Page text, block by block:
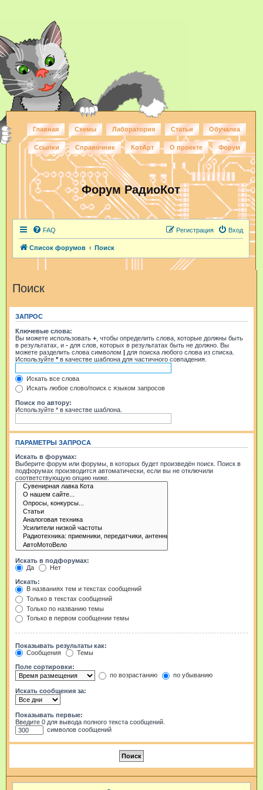
Главная Схемы Лаборатория Статьи Обучалка
Ссылки Справочник КотАрт О проекте Форум
Форум РадиоКот
FAQ Вход
Регистрация
Список форумов Поиск
Поиск
ЗАПРОС
Ключевые слова:
Вы можете использовать + , чтобы определить слова, которые должны быть
в результатах, и - для слов, которых в результатах быть не должно. Вы
можете разделить слова символом | для поиска любого слова из списка.
Используйте *в качестве шаблона для частичного совпадения.
Искать все слова
Искать любое слово/поиск с языком запросов
Поиск по автору:
Используйте * в качестве шаблона.
ПАРАМЕТРЫ ЗАПРОСА
Искать в форумах:
Выберите форум или форумы, в которых будет произведён поиск. Поиск в
подфорумах производится автоматически, если вы не отключили
соответствующую опцию ниже.
Искать в подфорумах:
Да
Нет
Искать:
В названиях тем и текстах сообщений
Только в текстах сообщений
Только по названию темы
Только в первом сообщении темы
Показывать результаты как:
Сообщения
Темы
Поле сортировки:
по возрастанию
по убыванию
Искать сообщения за:
Показывать первые:
Введите 0 для вывода полного текста сообщений.
символов сообщений